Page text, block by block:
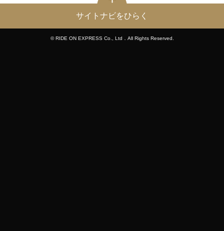
サイトナビをひらく
© RIDE ON EXPRESS Co., Ltd．All Rights Reserved.